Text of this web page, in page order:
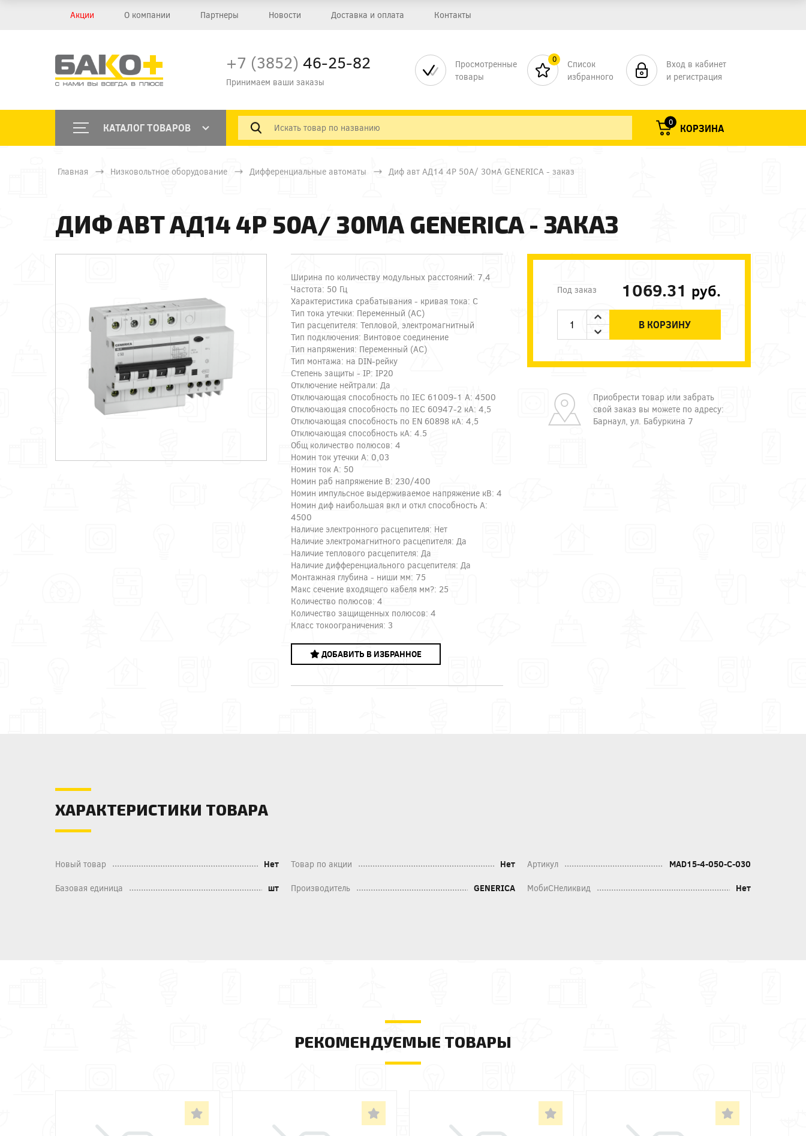
Акции О компании Партнеры Новости Доставка и оплата Контакты
+7 (3852) 46-25-82
Принимаем ваши заказы
Просмотренные
товары
0
Список
избранного
Вход в кабинет
и регистрация
КАТАЛОГ ТОВАРОВ 0 КОРЗИНА
Главная Низковольтное оборудование Дифференциальные автоматы Диф авт АД14 4Р 50А/ 30мА GENERICA - заказ
ДИФ АВТ АД14 4Р 50А/ 30МА GENERICA - ЗАКАЗ
Ширина по количеству модульных расстояний: 7,4
Частота: 50 Гц
Характеристика срабатывания - кривая тока: C
Тип тока утечки: Переменный (AC)
Тип расцепителя: Тепловой, электромагнитный
Тип подключения: Винтовое соединение
Тип напряжения: Переменный (AC)
Тип монтажа: на DIN-рейку
Степень защиты - IP: IP20
Отключение нейтрали: Да
Отключающая способность по IEC 61009-1 А: 4500
Отключающая способность по IEC 60947-2 кА: 4,5
Отключающая способность по EN 60898 кА: 4,5
Отключающая способность кА: 4.5
Общ количество полюсов: 4
Номин ток утечки А: 0,03
Номин ток А: 50
Номин раб напряжение В: 230/400
Номин импульсное выдерживаемое напряжение кВ: 4
Номин диф наибольшая вкл и откл способность А:
4500
Наличие электронного расцепителя: Нет
Наличие электромагнитного расцепителя: Да
Наличие теплового расцепителя: Да
Наличие дифференциального расцепителя: Да
Монтажная глубина - ниши мм: 75
Макс сечение входящего кабеля мм?: 25
Количество полюсов: 4
Количество защищенных полюсов: 4
Класс токоограничения: 3
ДОБАВИТЬ В ИЗБРАННОЕ
Под заказ 1069.31 руб.
В КОРЗИНУ
Приобрести товар или забрать
свой заказ вы можете по адресу:
Барнаул, ул. Бабуркина 7
ХАРАКТЕРИСТИКИ ТОВАРА
Новый товар Нет Товар по акции Нет Артикул MAD15-4-050-C-030
Базовая единица шт Производитель GENERICA МобиСНеликвид Нет
РЕКОМЕНДУЕМЫЕ ТОВАРЫ